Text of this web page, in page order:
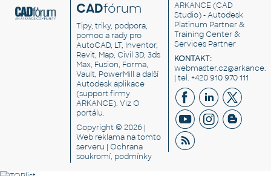
CADfórum
Tipy, triky, podpora,
pomoc a rady pro
AutoCAD, LT, Inventor,
Revit, Map, Civil 3D, 3ds
Max, Fusion, Forma,
Vault, PowerMill a další
Autodesk aplikace
(support firmy
ARKANCE). VizO
portálu.
Copyright © 2026 |
Web reklama na tomto
serveru |Ochrana
soukromí, podmínky
ARKANCE (CAD
Studio) - Autodesk
Platinum Partner &
Training Center &
Services Partner
KONTAKT:
| tel. +420 910 970 111